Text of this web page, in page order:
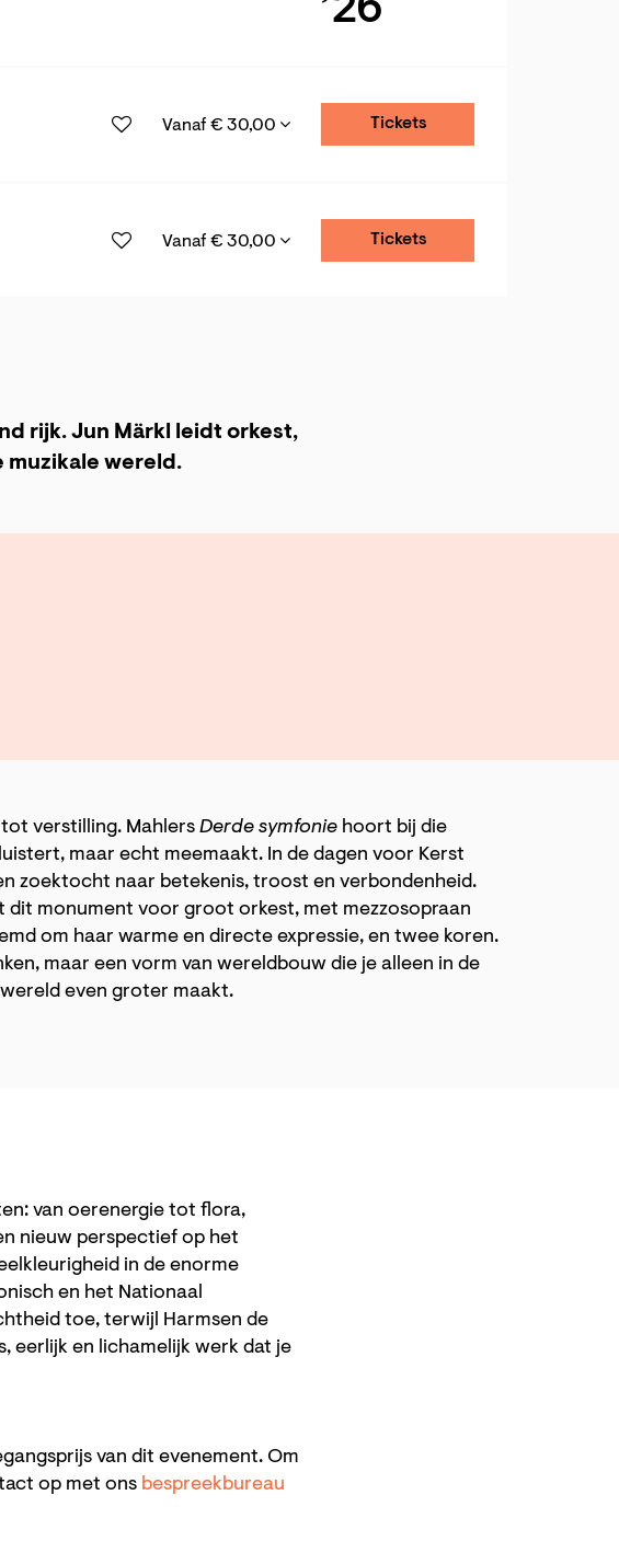
’26
Vanaf € 30,00 Tickets
Vanaf € 30,00 Tickets
rijk. Jun Märkl leidt orkest,
muzikale wereld.
verstilling. Mahlers Derde symfoniehoort bij die
maar echt meemaakt. In de dagen voor Kerst
zoektocht naar betekenis, troost en verbondenheid.
dit monument voor groot orkest, met mezzosopraan
om haar warme en directe expressie, en twee koren.
maar een vorm van wereldbouw die je alleen in de
even groter maakt.
van oerenergie tot flora,
nieuw perspectief op het
in de enorme
en het Nationaal
toe, terwijl Harmsen de
eerlijk en lichamelijk werk dat je
van dit evenement. Om
op met ons bespreekbureau